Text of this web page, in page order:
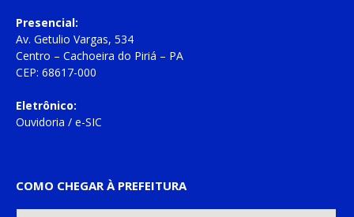
Presencial:
Av. Getulio Vargas, 534
Centro – Cachoeira do Piriá – PA
CEP: 68617-000
Eletrônico:
Ouvidoria / e-SIC
COMO CHEGAR À PREFEITURA